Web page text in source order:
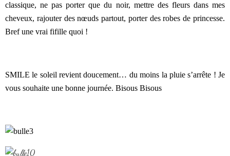
classique, ne pas porter que du noir, mettre des fleurs dans mes
cheveux, rajouter des nœuds partout, porter des robes de princesse.
Bref une vrai fifille quoi !
SMILE le soleil revient doucement… du moins la pluie s’arrête ! Je
vous souhaite une bonne journée. Bisous Bisous